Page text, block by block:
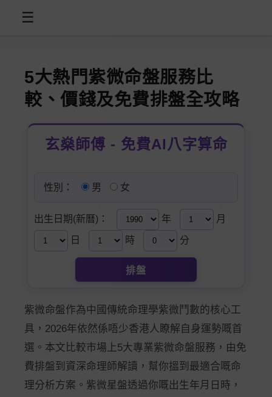
☰
5大熱門紫微命盤服務比
較、價錢及免費排盤全攻略
玄燊師傅 - 免費AI八字算命
性別： 男 女
出生日期(新曆)： 年 月
日 時 分
排盤
紫微命盤作為中國傳統命理學紫微鬥數的核心工
具，2026年依然係唔少香港人瞭解自身運勢嘅首
選。本文比較市場上5大專業紫微命盤服務，由免
費排盤到資深命理師解讀，幫你搵到最適合嘅命
理分析方案。紫微星盤透過你嘅出生年月日時，